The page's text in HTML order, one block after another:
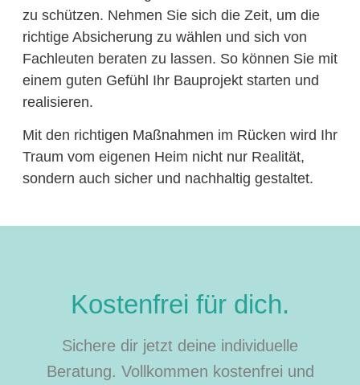
zu schützen. Nehmen Sie sich die Zeit, um die
richtige Absicherung zu wählen und sich von
Fachleuten beraten zu lassen. So können Sie mit
einem guten Gefühl Ihr Bauprojekt starten und
realisieren.
Mit den richtigen Maßnahmen im Rücken wird Ihr
Traum vom eigenen Heim nicht nur Realität,
sondern auch sicher und nachhaltig gestaltet.
Kostenfrei für dich.
Sichere dir jetzt deine individuelle
Beratung. Vollkommen kostenfrei und